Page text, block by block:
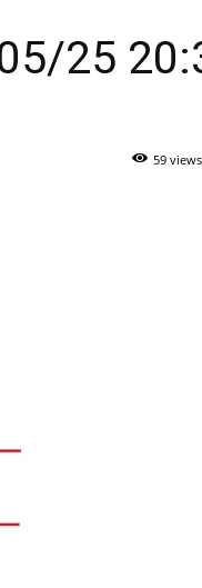
25
59 views